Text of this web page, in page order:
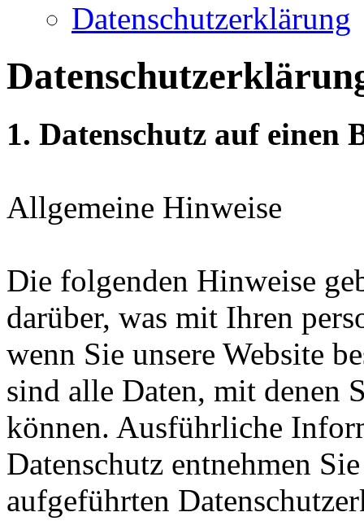
Datenschutzerklärung
1. Datenschutz auf einen
Allgemeine Hinweise
Die folgenden Hinweise
darüber, was mit Ihren
wenn Sie unsere Website
sind alle Daten, mit denen
können. Ausführliche
Datenschutz entnehmen
aufgeführten